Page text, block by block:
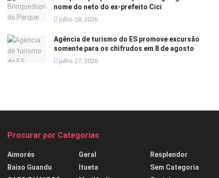
nome do neto do ex-prefeito Cici
julho 28, 2026
Agência de turismo do ES promove excursão
somente para os chifrudos em 8 de agosto
julho 27, 2026
Procurar por Categorias
Aimorés
Baixo Guandu
Geral
Itueta
Resplendor
Sem Categoria